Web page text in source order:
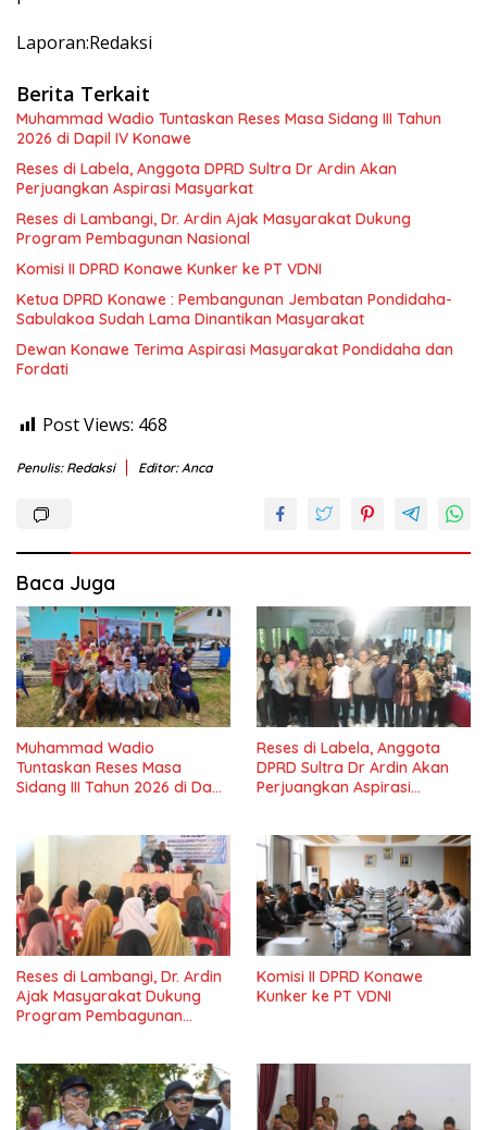
Laporan:Redaksi
Berita Terkait
Muhammad Wadio Tuntaskan Reses Masa Sidang III Tahun
2026 di Dapil IV Konawe
Reses di Labela, Anggota DPRD Sultra Dr Ardin Akan
Perjuangkan Aspirasi Masyarkat
Reses di Lambangi, Dr. Ardin Ajak Masyarakat Dukung
Program Pembagunan Nasional
Komisi II DPRD Konawe Kunker ke PT VDNI
Ketua DPRD Konawe : Pembangunan Jembatan Pondidaha-
Sabulakoa Sudah Lama Dinantikan Masyarakat
Dewan Konawe Terima Aspirasi Masyarakat Pondidaha dan
Fordati
Post Views: 468
Penulis: Redaksi Editor: Anca
Baca Juga
Muhammad Wadio
Tuntaskan Reses Masa
Sidang III Tahun 2026 di Dapil
Reses di Labela, Anggota
DPRD Sultra Dr Ardin Akan
Perjuangkan Aspirasi
Reses di Lambangi, Dr. Ardin
Ajak Masyarakat Dukung
Program Pembagunan
Komisi II DPRD Konawe
Kunker ke PT VDNI